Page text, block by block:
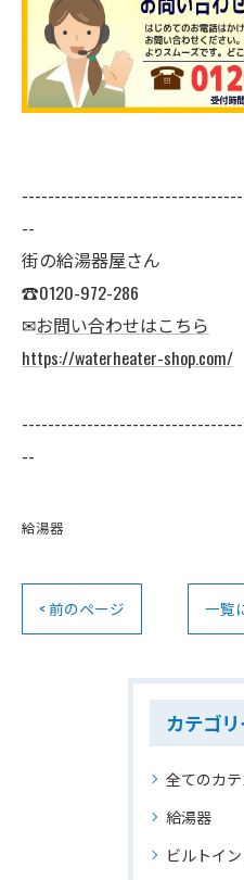
--
街の給湯器屋さん
☎0120-972-286
✉お問い合わせはこちら
https://waterheater-shop.com/
--
給湯器
< 前のページ 一覧
カテゴ
全てのカ
給湯器
ビルトイ